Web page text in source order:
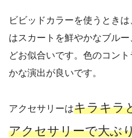
ビビッドカラーを使うとき
はスカートを鮮やかなブル
どお似合いです。色のコン
かな演出が良いです。
アクセサリーはキラキラ
アクセサリーで大ぶ